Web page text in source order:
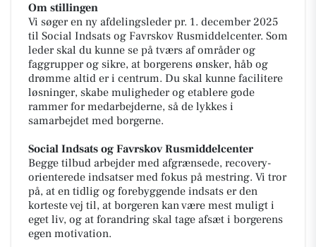
Om stillingen
Vi søger en ny afdelingsleder pr. 1. december 2025
til Social Indsats og Favrskov Rusmiddelcenter. Som
leder skal du kunne se på tværs af områder og
faggrupper og sikre, at borgerens ønsker, håb og
drømme altid er i centrum. Du skal kunne facilitere
løsninger, skabe muligheder og etablere gode
rammer for medarbejderne, så de lykkes i
samarbejdet med borgerne.
Social Indsats og Favrskov Rusmiddelcenter
Begge tilbud arbejder med afgrænsede, recovery-
orienterede indsatser med fokus på mestring. Vi tror
på, at en tidlig og forebyggende indsats er den
korteste vej til, at borgeren kan være mest muligt i
eget liv, og at forandring skal tage afsæt i borgerens
egen motivation.